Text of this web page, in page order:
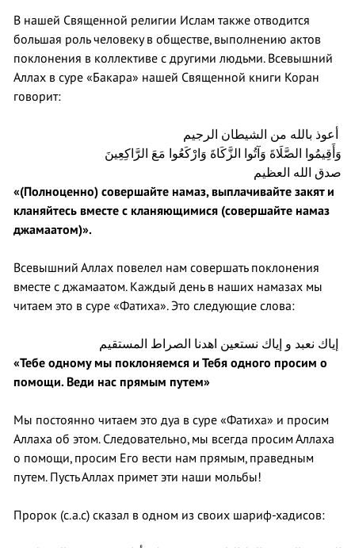
В нашей Священной религии Ислам также отводится
большая роль человеку в обществе, выполнению актов
поклонения в коллективе с другими людьми. Всевышний
Аллах в суре «Бакара» нашей Священной книги Коран
говорит:
وَأَقِيمُوا الصَّلَاةَ وَآتُوا الزَّكَاةَ وَارْكَعُوا مَعَ الرَّاكِعِينَ
صدق الله العظيم
«(Полноценно) совершайте намаз, выплачивайте закят и
кланяйтесь вместе с кланяющимися (совершайте намаз
джамаатом)».
Всевышний Аллах повелел нам совершать поклонения
вместе с джамаатом. Каждый день в наших намазах мы
читаем это в суре «Фатиха». Это следующие слова:
«Тебе одному мы поклоняемся и Тебя одного просим о
помощи. Веди нас прямым путем»
Мы постоянно читаем это дуа в суре «Фатиха» и просим
Аллаха об этом. Следовательно, мы всегда просим Аллаха
о помощи, просим Его вести нам прямым, праведным
путем. Пусть Аллах примет эти наши мольбы!
Пророк (с.а.с) сказал в одном из своих шариф-хадисов: